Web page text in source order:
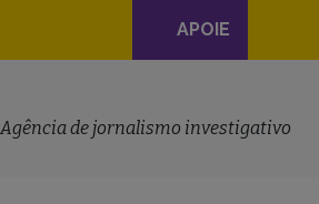
Navegação
principal
APOIE
Agência de jornalismo investigativo